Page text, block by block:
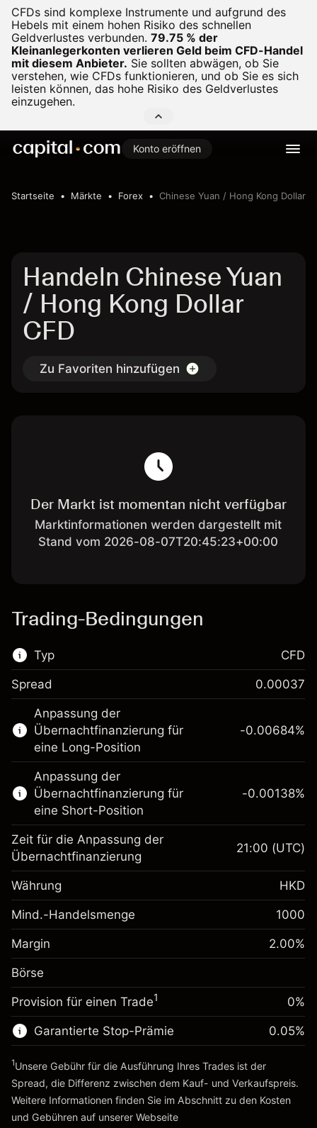
CFDs sind komplexe Instrumente und aufgrund des
Hebels mit einem hohen Risiko des schnellen
Geldverlustes verbunden. 79.75 % der
Kleinanlegerkonten verlieren Geld beim CFD-Handel
mit diesem Anbieter. Sie sollten abwägen, ob Sie
verstehen, wie CFDs funktionieren, und ob Sie es sich
leisten können, das hohe Risiko des Geldverlustes
einzugehen.
Konto eröffnen
Startseite Märkte Forex Chinese Yuan / Hong Kong Dollar
Handeln Chinese Yuan
/ Hong Kong Dollar
CFD
Zu Favoriten hinzufügen
Der Markt ist momentan nicht verfügbar
Marktinformationen werden dargestellt mit
Stand vom 2026-08-07T20:45:23+00:00
Trading-Bedingungen
Typ
Dieser Finanzmarkt steht für das CFD-
Trading zur Verfügung.
Erfahren Sie mehr über:
CFDs
CFD
Spread 0.00037
Anpassung der
Übernachtfinanzierung für
eine Long-Position
Margin. Ihre Investition
HK$1,000.00
Anpassung der
Übernachtfinanzierung
fremdfinanzierten
%
(-HK$3.42)
Positionsgröße mit Hebelwirkung
~HK$50,000.00
Geld aus Hebelwirkung ~ $
-0.00684%
Anpassung der
Übernachtfinanzierung für
eine Short-Position
Margin. Ihre Investition
HK$1,000.00
Anpassung der
Gebühren aus
fremdfinanzierten
Positionswert
Positionsgröße mit Hebelwirkung
Geld aus Hebelwirkung ~ $HK$49,000.00
Zur Plattform
-0.00138%
Zeit für die Anpassung der
Übernachtfinanzierung
21:00 (UTC)
Währung HKD
Mind.-Handelsmenge 1000
Margin 2.00%
Börse
Provision für einen Trade1 0%
Garantierte Stop-Prämie 0.05%
1Unsere Gebühr für die Ausführung Ihres Trades ist der
Spread, die Differenz zwischen dem Kauf- und Verkaufspreis.
Weitere Informationen finden Sie im Abschnitt zu den Kosten
und Gebühren auf unserer Webseite